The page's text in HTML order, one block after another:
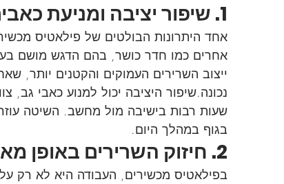
1. שיפור יציבה ומניעת כאבים
אחד היתרונות הבולטים של פילאטיס
אחרים כמו חדר כושר, בהם הדגש מושם
ייצוב השרירים העמוקים והקטנים יותר,
נכונה.שיפור היציבה יכול למנוע כאבי
שעות רבות בישיבה מול מחשב. השיטה
בגוף במהלך היום.
2. חיזוק השרירים באופן מאוזן
בפילאטיס מכשירים, העבודה היא לא רק